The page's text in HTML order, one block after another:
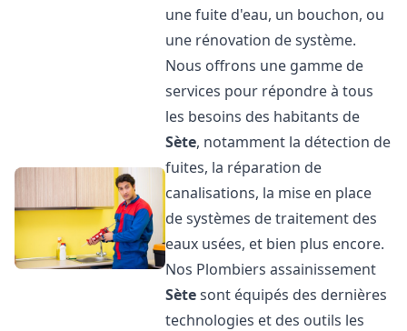
une fuite d'eau, un bouchon, ou
une rénovation de système.
Nous offrons une gamme de
services pour répondre à tous
les besoins des habitants de
Sète, notamment la détection de
fuites, la réparation de
canalisations, la mise en place
de systèmes de traitement des
eaux usées, et bien plus encore.
Nos Plombiers assainissement
Sètesont équipés des dernières
technologies et des outils les